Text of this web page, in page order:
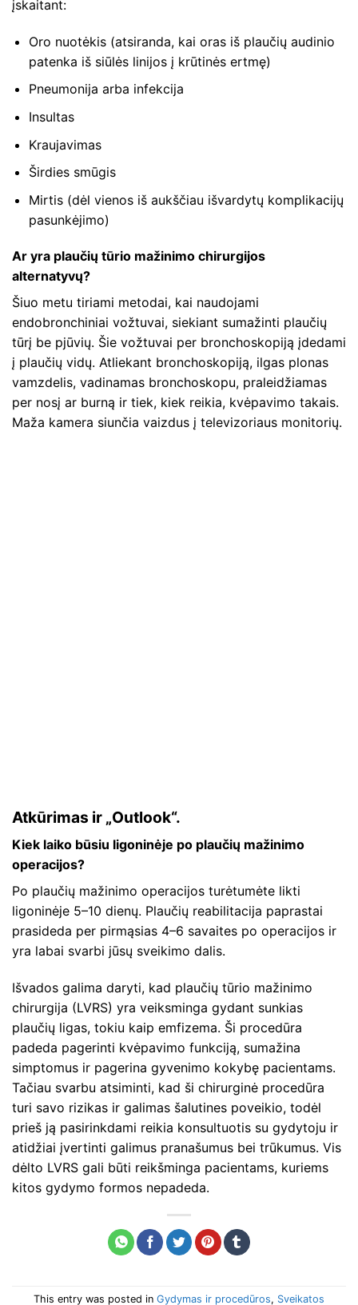
įskaitant:
Oro nuotėkis (atsiranda, kai oras iš plaučių audinio
patenka iš siūlės linijos į krūtinės ertmę)
Pneumonija arba infekcija
Insultas
Kraujavimas
Širdies smūgis
Mirtis (dėl vienos iš aukščiau išvardytų komplikacijų
pasunkėjimo)
Ar yra plaučių tūrio mažinimo chirurgijos
alternatyvų?
Šiuo metu tiriami metodai, kai naudojami
endobronchiniai vožtuvai, siekiant sumažinti plaučių
tūrį be pjūvių. Šie vožtuvai per bronchoskopiją įdedami
į plaučių vidų. Atliekant bronchoskopiją, ilgas plonas
vamzdelis, vadinamas bronchoskopu, praleidžiamas
per nosį ar burną ir tiek, kiek reikia, kvėpavimo takais.
Maža kamera siunčia vaizdus į televizoriaus monitorių.
Atkūrimas ir „Outlook“.
Kiek laiko būsiu ligoninėje po plaučių mažinimo
operacijos?
Po plaučių mažinimo operacijos turėtumėte likti
ligoninėje 5–10 dienų. Plaučių reabilitacija paprastai
prasideda per pirmąsias 4–6 savaites po operacijos ir
yra labai svarbi jūsų sveikimo dalis.
Išvados galima daryti, kad plaučių tūrio mažinimo
chirurgija (LVRS) yra veiksminga gydant sunkias
plaučių ligas, tokiu kaip emfizema. Ši procedūra
padeda pagerinti kvėpavimo funkciją, sumažina
simptomus ir pagerina gyvenimo kokybę pacientams.
Tačiau svarbu atsiminti, kad ši chirurginė procedūra
turi savo rizikas ir galimas šalutines poveikio, todėl
prieš ją pasirinkdami reikia konsultuotis su gydytoju ir
atidžiai įvertinti galimus pranašumus bei trūkumus. Vis
dėlto LVRS gali būti reikšminga pacientams, kuriems
kitos gydymo formos nepadeda.
This entry was posted in Gydymas ir procedūros, Sveikatos